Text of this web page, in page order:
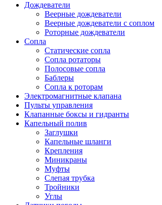
Дождеватели
Веерные дождеватели
Веерные дождеватели с соплом
Роторные дождеватели
Сопла
Статические сопла
Сопла ротаторы
Полосовые сопла
Баблеры
Сопла к роторам
Электромагнитные клапана
Пульты управления
Клапанные боксы и гидранты
Капельный полив
Заглушки
Капельные шланги
Крепления
Миникраны
Муфты
Слепая трубка
Тройники
Углы